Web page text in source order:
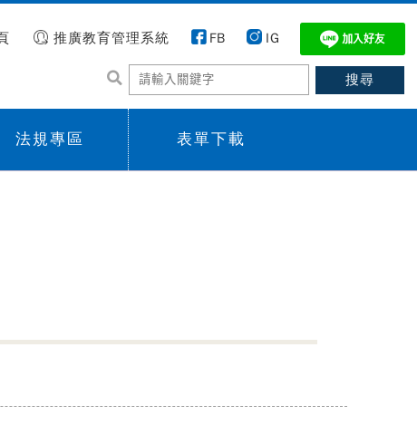
推廣教育管理系統 FB IG
法規專區 表單下載